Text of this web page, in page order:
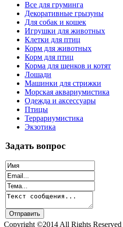
Все для груминга
Декоративные грызуны
Для собак и кошек
Игрушки для животных
Клетки для птиц
Корм для животных
Корм для птиц
Корма для щенков и котят
Лошади
Машинки для стрижки
Морская аквариумистика
Одежда и аксессуары
Птицы
Террариумистика
Экзотика
Задать вопрос
Copyright ©2014 All Rights Reserved